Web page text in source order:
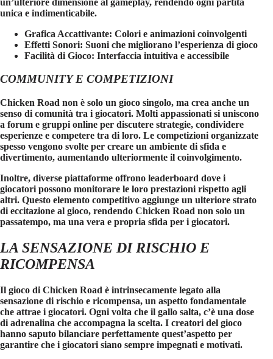
unica e indimenticabile.
Grafica Accattivante: Colori e animazioni coinvolgenti
Effetti Sonori: Suoni che migliorano l’esperienza di gioco
Facilità di Gioco: Interfaccia intuitiva e accessibile
COMMUNITY E COMPETIZIONI
Chicken Road non è solo un gioco singolo, ma crea anche un
senso di comunità tra i giocatori. Molti appassionati si uniscono
a forum e gruppi online per discutere strategie, condividere
esperienze e competere tra di loro. Le competizioni organizzate
spesso vengono svolte per creare un ambiente di sfida e
divertimento, aumentando ulteriormente il coinvolgimento.
Inoltre, diverse piattaforme offrono leaderboard dove i
giocatori possono monitorare le loro prestazioni rispetto agli
altri. Questo elemento competitivo aggiunge un ulteriore strato
di eccitazione al gioco, rendendo Chicken Road non solo un
passatempo, ma una vera e propria sfida per i giocatori.
LA SENSAZIONE DI RISCHIO E
RICOMPENSA
Il gioco di Chicken Road è intrinsecamente legato alla
sensazione di rischio e ricompensa, un aspetto fondamentale
che attrae i giocatori. Ogni volta che il gallo salta, c’è una dose
di adrenalina che accompagna la scelta. I creatori del gioco
hanno saputo bilanciare perfettamente quest’aspetto per
garantire che i giocatori siano sempre impegnati e motivati.